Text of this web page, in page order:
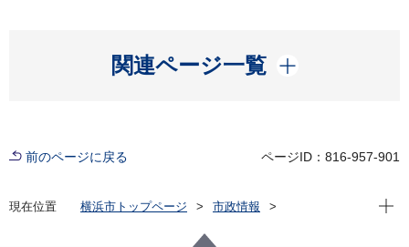
関連ページ一覧
開く
前のページに戻る ページID：816-957-901
現在位置 横浜市トップページ
市政情報
脱炭素・GREEN×EXPO推進局
現在